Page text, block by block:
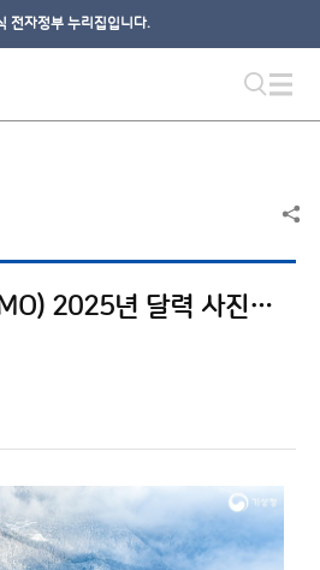
전자정부 누리집입니다.
세계기상기구(WMO) 2025년 달력 사진전, 자연의 힘을 보여주는 우리나라 작품 선정